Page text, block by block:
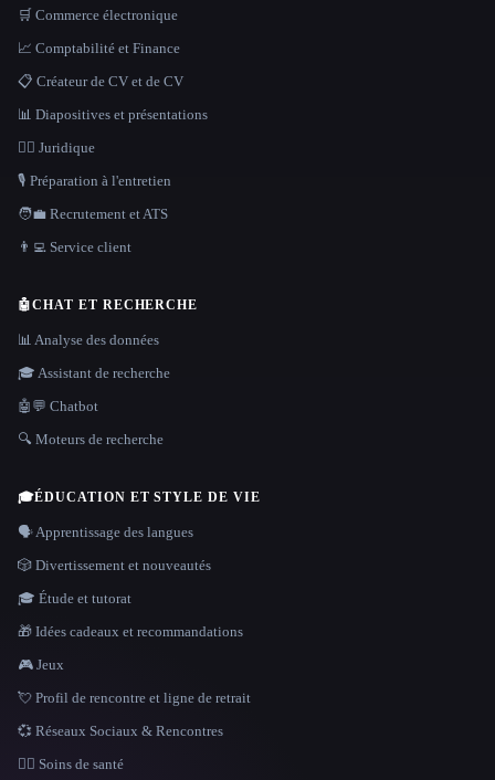
🛒 Commerce électronique
📈 Comptabilité et Finance
📋 Créateur de CV et de CV
📊 Diapositives et présentations
👩‍⚖️ Juridique
🎙️ Préparation à l'entretien
🧑‍💼 Recrutement et ATS
👨‍💻 Service client
🤖CHAT ET RECHERCHE
📊 Analyse des données
🎓 Assistant de recherche
🤖💬 Chatbot
🔍 Moteurs de recherche
🎓ÉDUCATION ET STYLE DE VIE
🗣️ Apprentissage des langues
🎲 Divertissement et nouveautés
🎓 Étude et tutorat
🎁 Idées cadeaux et recommandations
🎮 Jeux
💘 Profil de rencontre et ligne de retrait
💞 Réseaux Sociaux & Rencontres
👩‍⚕️ Soins de santé